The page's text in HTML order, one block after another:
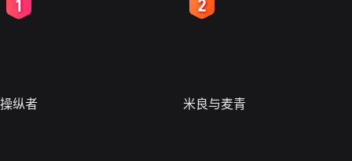
操纵者 米良与麦青